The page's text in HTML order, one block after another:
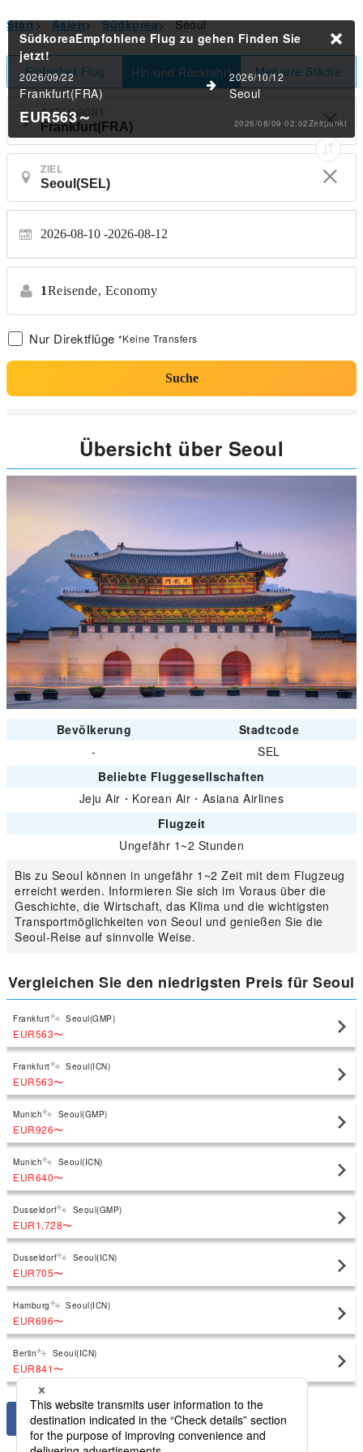
Start> Asien> Südkorea> Seoul
Einfacher Flug Hin-und Rückfahrt Mehrere Städte
ABFLUGORT
ZIEL
2026-08-10 2026-08-12
1Reisende, Economy
Nur Direktflüge *Keine Transfers
Suche
SüdkoreaEmpfohlene Flug zu gehen Finden Sie
jetzt!
2026/09/22
Frankfurt(FRA)
2026/10/12
Seoul
EUR563～ 2026/08/09 02:02Zeitpunkt
Übersicht über Seoul
Bevölkerung
Stadtcode
-
SEL
Beliebte Fluggesellschaften
Jeju Air ・ Korean Air ・ Asiana Airlines
Flugzeit
Ungefähr 1~2 Stunden
Bis zu Seoul können in ungefähr 1~2 Zeit mit dem Flugzeug
erreicht werden. Informieren Sie sich im Voraus über die
Geschichte, die Wirtschaft, das Klima und die wichtigsten
Transportmöglichkeiten von Seoul und genießen Sie die
Seoul-Reise auf sinnvolle Weise.
Vergleichen Sie den niedrigsten Preis für Seoul
Frankfurt Seoul(GMP)
EUR563〜
Frankfurt Seoul(ICN)
EUR563〜
Munich Seoul(GMP)
EUR926〜
Munich Seoul(ICN)
EUR640〜
Dusseldorf Seoul(GMP)
EUR1,728〜
Dusseldorf Seoul(ICN)
EUR705〜
Hamburg Seoul(ICN)
EUR696〜
Berlin Seoul(ICN)
EUR841〜